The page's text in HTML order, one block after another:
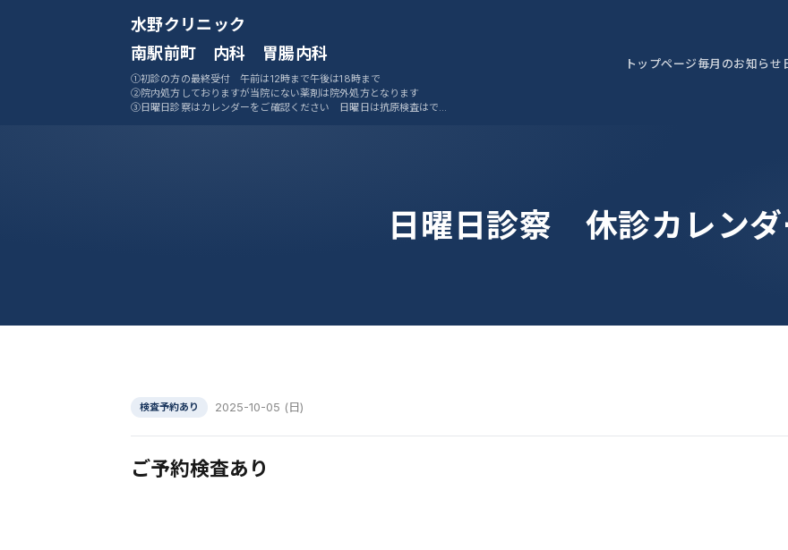
水野クリニック
南駅前町 内科 胃腸内科
①初診の方の最終受付 午前は12時まで午後は18時まで
②院内処方しておりますが当院にない薬剤は院外処方となります
③日曜日診察はカレンダーをご確認ください 日曜日は抗原検査はでき
トップページ毎月のお知らせ
日曜日診察 休診カレンダ
検査予約あり 2025-10-05 (日)
ご予約検査あり